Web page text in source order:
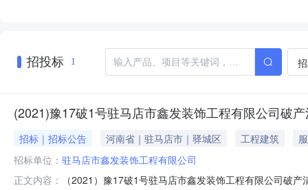
招投标 1
(2021)豫17破1号驻马店市鑫发装饰工程有限公司破
招标｜招标公告 河南省｜驻马店市｜驿城区 工程建筑
招标单位： 驻马店市鑫发装饰工程有限公司
正文内容：
（2021）豫17破1号驻马店市鑫发装饰工程有限公司破